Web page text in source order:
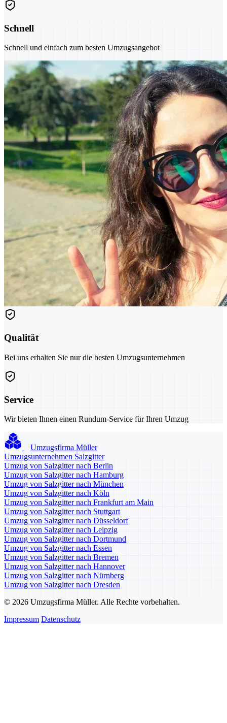
Schnell
Schnell und einfach zum besten Umzugsangebot
Qualität
Bei uns erhalten Sie nur die besten Umzugsunternehmen
Service
Wir bieten Ihnen einen Rundum-Service für Ihren Umzug
Umzugsfirma Müller
Umzugsunternehmen Salzgitter
Umzug von Salzgitter nach Berlin
Umzug von Salzgitter nach Hamburg
Umzug von Salzgitter nach München
Umzug von Salzgitter nach Köln
Umzug von Salzgitter nach Frankfurt am Main
Umzug von Salzgitter nach Stuttgart
Umzug von Salzgitter nach Düsseldorf
Umzug von Salzgitter nach Leipzig
Umzug von Salzgitter nach Dortmund
Umzug von Salzgitter nach Essen
Umzug von Salzgitter nach Bremen
Umzug von Salzgitter nach Hannover
Umzug von Salzgitter nach Nürnberg
Umzug von Salzgitter nach Dresden
© 2026 Umzugsfirma Müller. Alle Rechte vorbehalten.
Impressum Datenschutz